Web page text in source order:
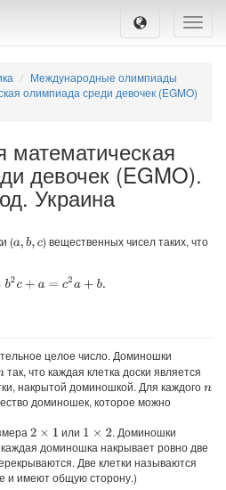
Toggle
Международные олимпиады
олимпиада среди девочек (EGMO)
математическая
девочек (EGMO).
Украина
(a,b,c ) вещественных чисел таких, что
=b2 c+a= c2 a+b.
целое число. Доминошки
так, что каждая клетка доски является
накрытой доминошкой. Для каждогоn
доминошек, которое можно
2 ×1 или 1 ×2
. Доминошки
доминошка накрывает ровно две
Две клетки называются
и имеют общую сторону.)